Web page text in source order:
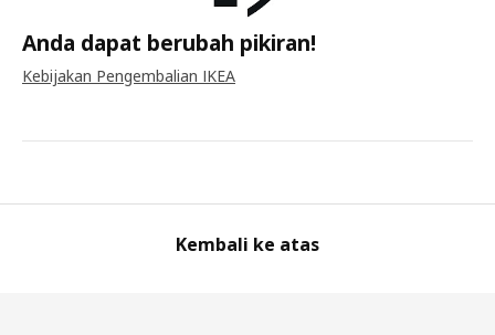
Anda dapat berubah pikiran!
Kebijakan Pengembalian IKEA
Kembali ke atas